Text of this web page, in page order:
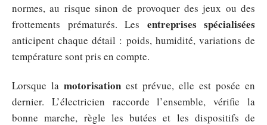
normes, au risque sinon de provoquer des jeux ou des
frottements prématurés. Les entreprises spécialisées
anticipent chaque détail : poids, humidité, variations de
température sont pris en compte.
Lorsque la motorisation est prévue, elle est posée en
dernier. L’électricien raccorde l’ensemble, vérifie la
bonne marche, règle les butées et les dispositifs de